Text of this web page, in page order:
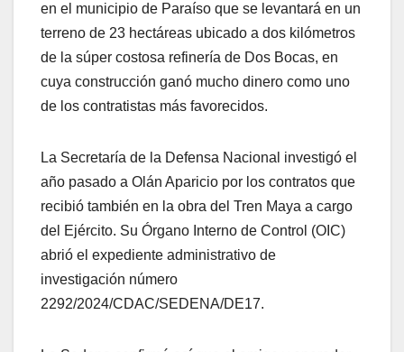
en el municipio de Paraíso que se levantará en un
terreno de 23 hectáreas ubicado a dos kilómetros
de la súper costosa refinería de Dos Bocas, en
cuya construcción ganó mucho dinero como uno
de los contratistas más favorecidos.
La Secretaría de la Defensa Nacional investigó el
año pasado a Olán Aparicio por los contratos que
recibió también en la obra del Tren Maya a cargo
del Ejército. Su Órgano Interno de Control (OIC)
abrió el expediente administrativo de
investigación número
2292/2024/CDAC/SEDENA/DE17.